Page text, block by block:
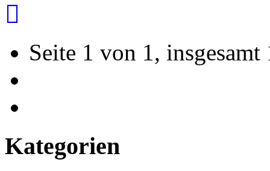
Seite 1 von 1, insgesamt
Kategorien